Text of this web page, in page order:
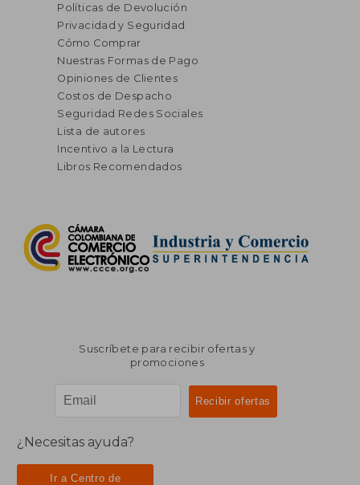
Políticas de Devolución
Privacidad y Seguridad
Cómo Comprar
Nuestras Formas de Pago
Opiniones de Clientes
Costos de Despacho
Seguridad Redes Sociales
Lista de autores
Incentivo a la Lectura
Libros Recomendados
Suscríbete para recibir ofertas y
promociones
¿Necesitas ayuda?
Ir a Centro de